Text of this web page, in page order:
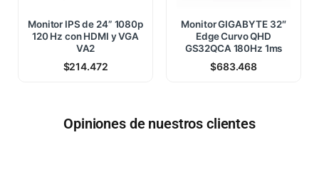
Monitor IPS de 24” 1080p
120 Hz con HDMI y VGA
VA2
$214.472
Monitor GIGABYTE 32″
Edge Curvo QHD
GS32QCA 180Hz 1ms
$683.468
Opiniones de nuestros clientes